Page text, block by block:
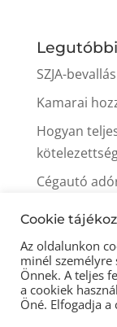
SZJA-bevallás
Kamarai
Hogyan
Cégautó
Itt a tavasz,
©
Cookie
Az oldalunkon
minél személyre
Önnek. A teljes
a cookiek
Öné. Elfogadja a